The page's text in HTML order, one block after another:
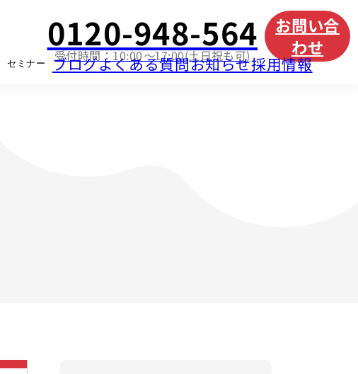
0120-948-564
受付時間：10:00〜17:00(土日祝も可)
お問い合
わせ
セミナー ブログよくある質問お知らせ採用情報